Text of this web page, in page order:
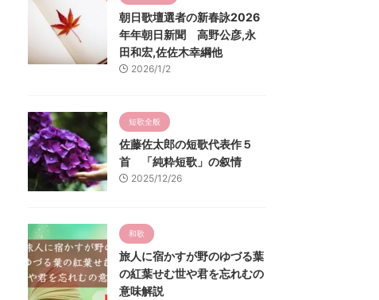
朝日歌壇選者の新春詠2026
年年朝日新聞 高野公彦,永
田和宏,佐佐木幸綱他
2026/1/2
短歌全般
佐藤佐太郎の短歌代表作５
首 「純粋短歌」の叙情
2025/12/26
和歌
旅人に宿かすが野のゆづる葉
の紅葉せむ世や君を忘れむの
意味解説